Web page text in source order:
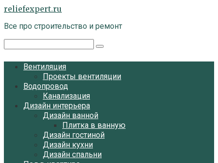
Перейти
контенту
reliefexpert.ru
Все про строительство и ремонт
Вентиляция
Проекты вентиляции
Водопровод
Канализация
Дизайн интерьера
Дизайн ванной
Плитка в ванную
Дизайн гостиной
Дизайн кухни
Дизайн спальни